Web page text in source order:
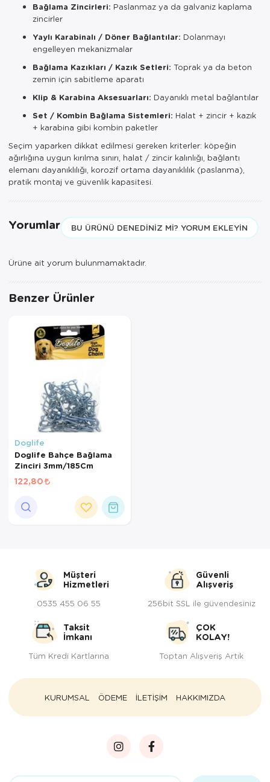
Bağlama Zincirleri: Paslanmaz ya da galvaniz kaplama
zincirler
Yaylı Karabinalı / Döner Bağlantılar: Dolanmayı
engelleyen mekanizmalar
Bağlama Kazıkları / Kazık Setleri: Toprak ya da beton
zemin için sabitleme aparatı
Klip & Karabina Aksesuarları: Dayanıklı metal bağlantılar
Set / Kombin Bağlama Sistemleri: Halat + zincir + kazık
+ karabina gibi kombin paketler
Seçim yaparken dikkat edilmesi gereken kriterler: köpeğin
ağırlığına uygun kırılma sınırı, halat / zincir kalınlığı, bağlantı
elemanı dayanıklılığı, korozif ortama dayanıklılık (paslanma),
pratik montaj ve güvenlik kapasitesi.
Yorumlar BU ÜRÜNÜ DENEDINIZ MI? YORUM EKLEYIN
Ürüne ait yorum bulunmamaktadır.
Benzer Ürünler
Doglife
Doglife Bahçe Bağlama
Zinciri 3mm/185Cm
122,80
Müşteri
Hizmetleri
0535 455 06 55
Güvenli
Alışveriş
256bit SSL ile güvendesiniz
Taksit
İmkanı
Tüm Kredi Kartlarına
ÇOK
KOLAY!
Toptan Alışveriş Artık
KURUMSAL ÖDEME İLETİŞİM HAKKIMIZDA